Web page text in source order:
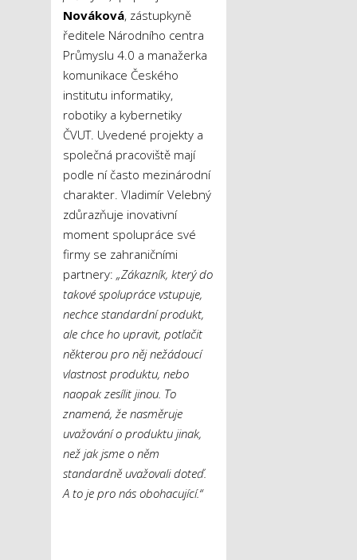
Nováková, zástupkyně
ředitele Národního centra
Průmyslu 4.0 a manažerka
komunikace Českého
institutu informatiky,
robotiky a kybernetiky
ČVUT. Uvedené projekty a
společná pracoviště mají
podle ní často mezinárodní
charakter. Vladimír Velebný
zdůrazňuje inovativní
moment spolupráce své
firmy se zahraničními
partnery: „Zákazník, který do
takové spolupráce vstupuje,
nechce standardní produkt,
ale chce ho upravit, potlačit
některou pro něj nežádoucí
vlastnost produktu, nebo
naopak zesílit jinou. To
znamená, že nasměruje
uvažování o produktu jinak,
než jak jsme o něm
standardně uvažovali doteď.
A to je pro nás obohacující.“